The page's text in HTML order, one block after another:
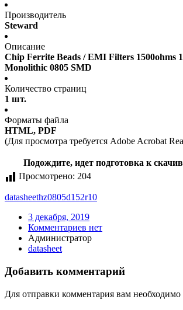
Производитель
Steward
Описание
Chip Ferrite Beads / EMI Filters 1500ohms
Monolithic 0805 SMD
Количество страниц
1 шт.
Форматы файла
HTML, PDF
(Для просмотра требуется Adobe Acrobat
Подождите, идет подготовка к
Просмотрено: 204
datasheethz0805d152r10
3 декабря, 2019
Комментариев нет
Администратор
datasheet
Добавить комментарий
Для отправки комментария вам необходимо